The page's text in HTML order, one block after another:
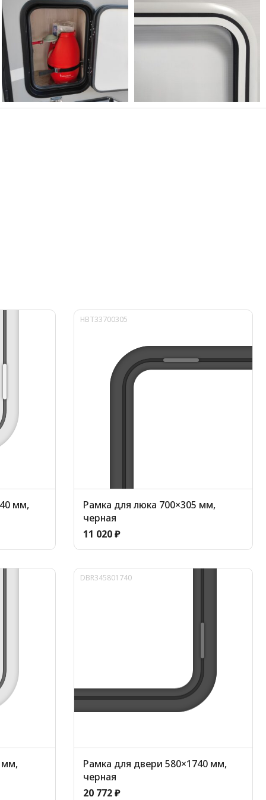
мм,
HBT33700305
Рамка для люка 700×305 мм,
черная
11 020 ₽
мм,
DBR345801740
Рамка для двери 580×1740 мм,
черная
20 772 ₽